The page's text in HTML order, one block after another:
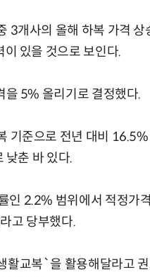
3개사의 올해 하복 가격
있을 것으로 보인다.
을 5% 올리기로 결정했다.
기준으로 전년 대비
낮춘 바 있다.
인 2.2% 범위에서 적정가
고 당부했다.
활교복`을 활용해달라고